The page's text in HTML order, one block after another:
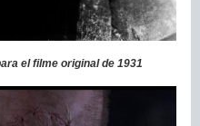
el filme original de 1931